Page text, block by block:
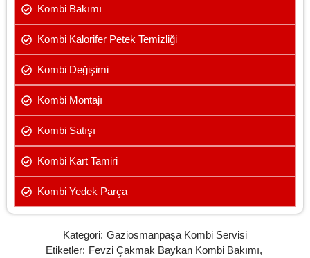
Kombi Bakımı
Kombi Kalorifer Petek Temizliği
Kombi Değişimi
Kombi Montajı
Kombi Satışı
Kombi Kart Tamiri
Kombi Yedek Parça
Kategori: Gaziosmanpaşa Kombi Servisi
Etiketler: Fevzi Çakmak Baykan Kombi Bakımı,